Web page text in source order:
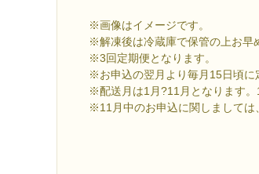
※画像はイメージです。
※解凍後は冷蔵庫で保管の上お早
※3回定期便となります。
※お申込の翌月より毎月15日頃に
※配送月は1月?11月となります。
※11月中のお申込に関しましては